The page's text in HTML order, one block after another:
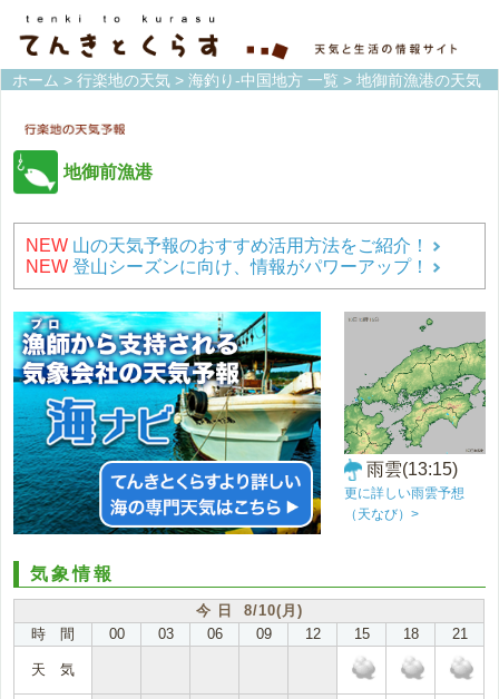
ホーム > 行楽地の天気 > 海釣り-中国地方 一覧 > 地御前漁港の天気
地御前漁港
NEW 山の天気予報のおすすめ活用方法をご紹介！
NEW 登山シーズンに向け、情報がパワーアップ！
雨雲(13:15)
更に詳しい雨雲予想
（天なび）>
気象情報
今 日 8/10(月)
時 間
00 03 06 09 12 15 18 21
天 気